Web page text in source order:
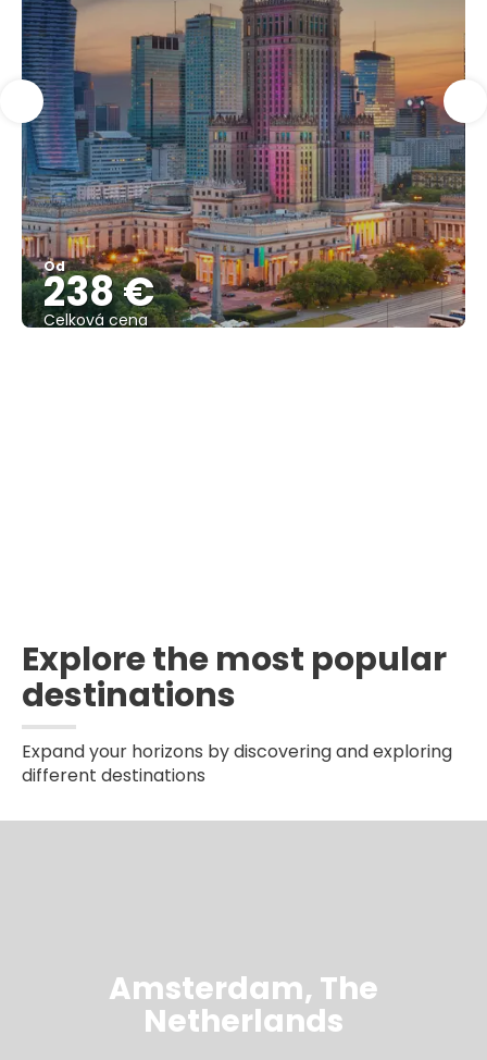
Od
238 €
Celková cena
Explore the most popular
destinations
Expand your horizons by discovering and exploring
different destinations
Amsterdam, The
Netherlands